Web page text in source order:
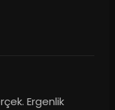
Ergenlik